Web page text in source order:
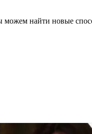
найти новые